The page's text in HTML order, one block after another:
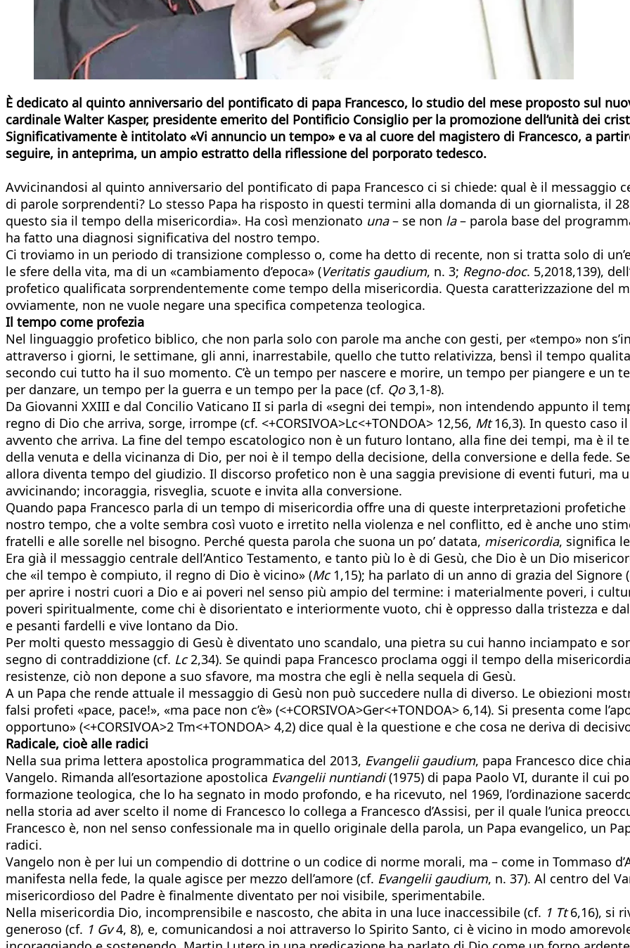
È dedicato al quinto anniversario del pontificato di papa Francesco, lo studio del mese proposto sul
cardinale Walter Kasper, presidente emerito del Pontificio Consiglio per la promozione dell’unità dei
Significativamente è intitolato «Vi annuncio un tempo» e va al cuore del magistero di Francesco, a
seguire, in anteprima, un ampio estratto della riflessione del porporato tedesco.
Avvicinandosi al quinto anniversario del pontificato di papa Francesco ci si chiede: qual è il
di parole sorprendenti? Lo stesso Papa ha risposto in questi termini alla domanda di un giornalista, il
questo sia il tempo della misericordia». Ha così menzionato una– se non la– parola base del
ha fatto una diagnosi significativa del nostro tempo.
Ci troviamo in un periodo di transizione complesso o, come ha detto di recente, non si tratta solo di
le sfere della vita, ma di un «cambiamento d’epoca» (Veritatis gaudium, n. 3; Regno-doc. 5,2018,139),
profetico qualificata sorprendentemente come tempo della misericordia. Questa caratterizzazione del
ovviamente, non ne vuole negare una specifica competenza teologica.
Il tempo come profezia
Nel linguaggio profetico biblico, che non parla solo con parole ma anche con gesti, per «tempo» non
attraverso i giorni, le settimane, gli anni, inarrestabile, quello che tutto relativizza, bensì il tempo
secondo cui tutto ha il suo momento. C’è un tempo per nascere e morire, un tempo per piangere e
per danzare, un tempo per la guerra e un tempo per la pace (cf. Qo3,1-8).
Da Giovanni XXIII e dal Concilio Vaticano II si parla di «segni dei tempi», non intendendo appunto il
regno di Dio che arriva, sorge, irrompe (cf. <+CORSIVOA>Lc<+TONDOA> 12,56, Mt16,3). In questo caso
avvento che arriva. La fine del tempo escatologico non è un futuro lontano, alla fine dei tempi, ma è il
della venuta e della vicinanza di Dio, per noi è il tempo della decisione, della conversione e della fede.
allora diventa tempo del giudizio. Il discorso profetico non è una saggia previsione di eventi futuri, ma
avvicinando; incoraggia, risveglia, scuote e invita alla conversione.
Quando papa Francesco parla di un tempo di misericordia offre una di queste interpretazioni
nostro tempo, che a volte sembra così vuoto e irretito nella violenza e nel conflitto, ed è anche uno
fratelli e alle sorelle nel bisogno. Perché questa parola che suona un po’ datata, misericordia, significa
Era già il messaggio centrale dell’Antico Testamento, e tanto più lo è di Gesù, che Dio è un Dio
che «il tempo è compiuto, il regno di Dio è vicino» (Mc1,15); ha parlato di un anno di grazia del Signore
per aprire i nostri cuori a Dio e ai poveri nel senso più ampio del termine: i materialmente poveri, i
poveri spiritualmente, come chi è disorientato e interiormente vuoto, chi è oppresso dalla tristezza e
e pesanti fardelli e vive lontano da Dio.
Per molti questo messaggio di Gesù è diventato uno scandalo, una pietra su cui hanno inciampato e
segno di contraddizione (cf. Lc2,34). Se quindi papa Francesco proclama oggi il tempo della
resistenze, ciò non depone a suo sfavore, ma mostra che egli è nella sequela di Gesù.
A un Papa che rende attuale il messaggio di Gesù non può succedere nulla di diverso. Le obiezioni
falsi profeti «pace, pace!», «ma pace non c’è» (<+CORSIVOA>Ger<+TONDOA> 6,14). Si presenta come
opportuno» (<+CORSIVOA>2 Tm<+TONDOA> 4,2) dice qual è la questione e che cosa ne deriva di
Radicale, cioè alle radici
Nella sua prima lettera apostolica programmatica del 2013, Evangelii gaudium, papa Francesco dice
Vangelo. Rimanda all’esortazione apostolica Evangelii nuntiandi(1975) di papa Paolo VI, durante il cui
formazione teologica, che lo ha segnato in modo profondo, e ha ricevuto, nel 1969, l’ordinazione
nella storia ad aver scelto il nome di Francesco lo collega a Francesco d’Assisi, per il quale l’unica
Francesco è, non nel senso confessionale ma in quello originale della parola, un Papa evangelico, un
radici.
Vangelo non è per lui un compendio di dottrine o un codice di norme morali, ma – come in Tommaso
manifesta nella fede, la quale agisce per mezzo dell’amore (cf. Evangelii gaudium, n. 37). Al centro del
misericordioso del Padre è finalmente diventato per noi visibile, sperimentabile.
Nella misericordia Dio, incomprensibile e nascosto, che abita in una luce inaccessibile (cf. 1 Tt6,16), si
generoso (cf. 1 Gv4, 8), e, comunicandosi a noi attraverso lo Spirito Santo, ci è vicino in modo